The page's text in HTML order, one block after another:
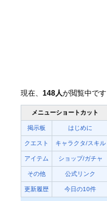
現在、 148人が閲覧中です
メニューショートカット
掲示板 はじめに
クエスト キャラクタ/スキル
アイテム ショップ/ガチャ
その他 公式リンク
更新履歴 今日の10件